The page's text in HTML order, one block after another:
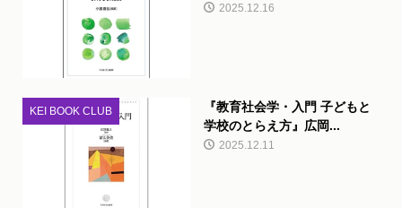
2025.12.16
KEI BOOK CLUB
『教育社会学・入門 子どもと
学校のとらえ方』広岡...
2025.12.11